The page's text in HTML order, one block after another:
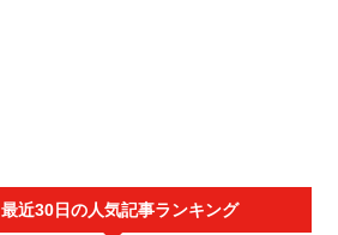
最近30日の人気記事ランキング